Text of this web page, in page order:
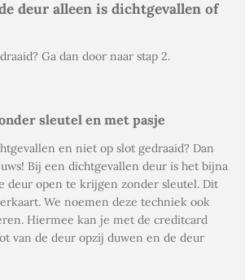
deur alleen is dichtgevallen of
Ga dan door naar stap 2.
sleutel en met pasje
en niet op slot gedraaid? Dan
Bij een dichtgevallen deur is het bijna
deur open te krijgen zonder sleutel. Dit
We noemen deze techniek ook
. Hiermee kan je met de creditcard
van de deur opzij duwen en de deur